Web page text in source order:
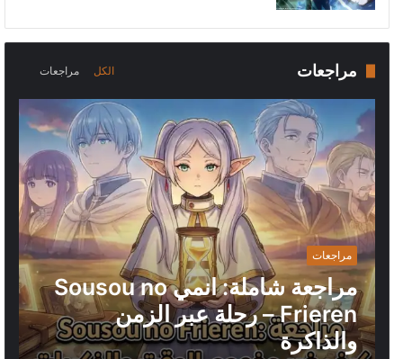
مراجعات الكل مراجعات
مراجعات
مراجعة شاملة: انمي Sousou no
Frieren – رحلة عبر الزمن
والذاكرة